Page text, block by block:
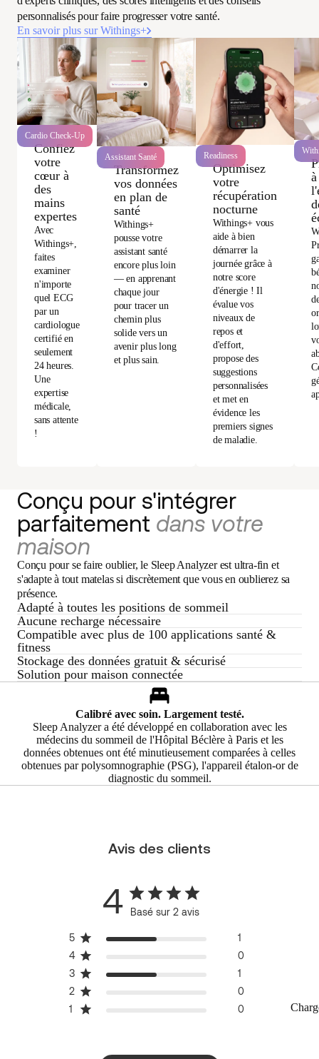
personnalisés pour faire progresser votre santé.
En savoir plus sur Withings+
Cardio Check-Up
Confiez
votre
cœur à
des
mains
expertes
Avec
Withings+,
faites
examiner
n'importe
quel ECG
par un
cardiologue
certifié en
seulement
24 heures.
Une
expertise
médicale,
sans attente
!
Assistant Santé
Transformez
vos données
en plan de
santé
Withings+
pousse votre
assistant santé
encore plus loin
— en apprenant
chaque jour
pour tracer un
chemin plus
solide vers un
avenir plus long
et plus sain.
Readiness
Optimisez
votre
récupération
nocturne
Withings+ vous
aide à bien
démarrer la
journée grâce à
notre score
d'énergie ! Il
évalue vos
niveaux de
repos et
d'effort,
propose des
suggestions
personnalisées
et met en
évidence les
premiers signes
de maladie.
Conçu pour s'intégrer
parfaitement dans votre
maison
Conçu pour se faire oublier, le Sleep Analyzer est ultra-fin et
s'adapte à tout matelas si discrètement que vous en oublierez sa
présence.
Adapté à toutes les positions de sommeil
Aucune recharge nécessaire
Compatible avec plus de 100 applications santé &
fitness
Stockage des données gratuit & sécurisé
Solution pour maison connectée
Calibré avec soin. Largement testé.
Sleep Analyzer a été développé en collaboration avec les
médecins du sommeil de l'Hôpital Béclère à Paris et les
données obtenues ont été minutieusement comparées à celles
obtenues par polysomnographie (PSG), l'appareil étalon-or de
diagnostic du sommeil.
Avis des clients
4 Basé sur 2 avis
5
1
4
0
3
1
2
0
1
0